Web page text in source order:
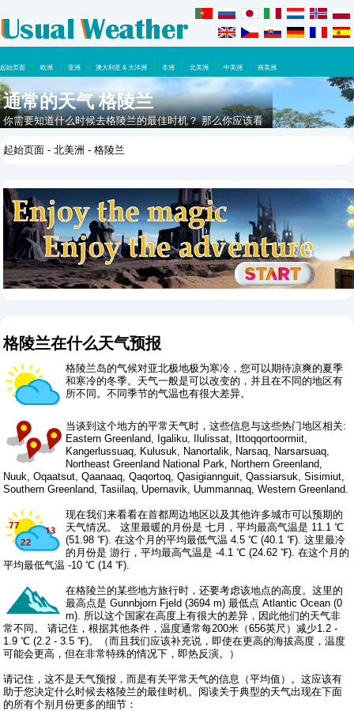
起始页面 欧洲 亚洲 澳大利亚 & 大洋洲 非洲 北美洲 中美洲 南美洲
通常的天气 格陵兰
你需要知道什么时候去格陵兰的最佳时机？ 那么你应该看
起始页面 -北美洲 - 格陵兰
格陵兰在什么天气预报
格陵兰岛的气候对亚北极地极为寒冷，您可以期待凉爽的夏季
和寒冷的冬季。天气一般是可以改变的，并且在不同的地区有
所不同。不同季节的气温也有很大差异。
当谈到这个地方的平常天气时，这些信息与这些热门地区相关:
Eastern Greenland, Igaliku, Ilulissat, Ittoqqortoormiit,
Kangerlussuaq, Kulusuk, Nanortalik, Narsaq, Narsarsuaq,
Northeast Greenland National Park, Northern Greenland,
Nuuk, Oqaatsut, Qaanaaq, Qaqortoq, Qasigiannguit, Qassiarsuk, Sisimiut,
Southern Greenland, Tasiilaq, Upernavik, Uummannaq, Western Greenland.
现在我们来看看在首都周边地区以及其他许多城市可以预期的
天气情况。 这里最暖的月份是 七月，平均最高气温是 11.1 ℃
(51.98 ℉). 在这个月的平均最低气温 4.5 ℃ (40.1 ℉). 这里最冷
的月份是 游行，平均最高气温是 -4.1 ℃ (24.62 ℉). 在这个月的
平均最低气温 -10 ℃ (14 ℉).
在格陵兰的某些地方旅行时，还要考虑该地点的高度。这里的
最高点是 Gunnbjorn Fjeld (3694 m) 最低点 Atlantic Ocean (0
m). 所以这个国家在高度上有很大的差异，因此他们的天气非
常不同。 请记住，根据其他条件，温度通常每200米（656英尺）减少1.2 -
1.9 ℃ (2.2 - 3.5 ℉)。（而且我们应该补充说，即使在更高的海拔高度，温度
可能会更高，但在非常特殊的情况下，即热反演。）
请记住，这不是天气预报，而是有关平常天气的信息（平均值）。这应该有
助于您决定什么时候去格陵兰的最佳时机。阅读关于典型的天气出现在下面
的所有个别月份更多的细节：